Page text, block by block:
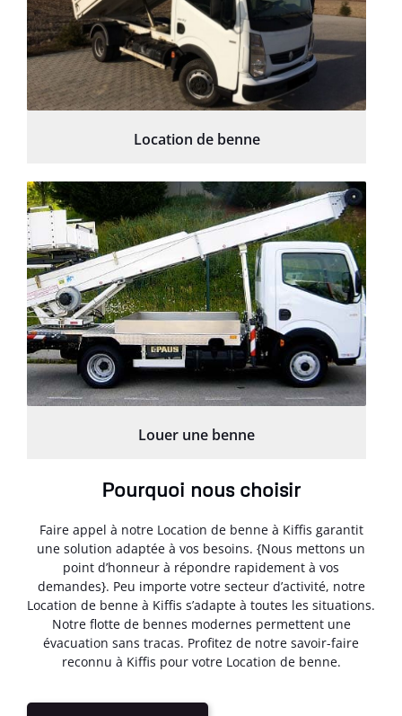
Location de benne
Louer une benne
Pourquoi nous choisir
Faire appel à notre Location de benne à Kiffis garantit
une solution adaptée à vos besoins. {Nous mettons un
point d’honneur à répondre rapidement à vos
demandes}. Peu importe votre secteur d’activité, notre
Location de benne à Kiffis s’adapte à toutes les situations.
Notre flotte de bennes modernes permettent une
évacuation sans tracas. Profitez de notre savoir-faire
reconnu à Kiffis pour votre Location de benne.